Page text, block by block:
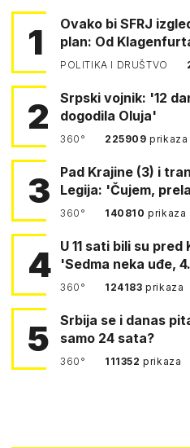
1
Ovako bi SFRJ
plan: Od
POLITIKA I DRUŠTVO
2
Srpski vojnik: '12
dogodila Oluja'
360° 225909prikaza
3
Pad Krajine (3) i
Legija: 'Čujem,
360° 140810prikaza
4 U 11 sati bili su pred Kninom. Gotovina:
'Sedma neka uđe,
360° 124183prikaza
5
Srbija se i danas
samo 24 sata?
360° 111352prikaza